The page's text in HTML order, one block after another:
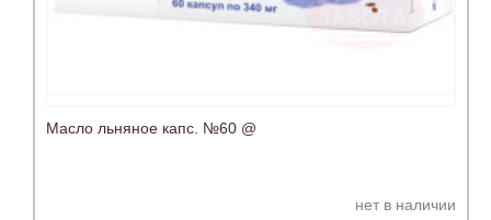
Масло льняное капс. №60 @
нет в наличии